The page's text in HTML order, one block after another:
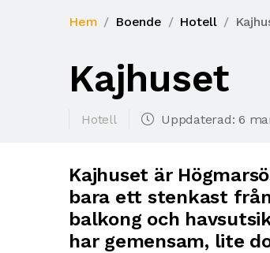
Hem Boende Hotell
Kajhuset
Hotell Uppdaterad: 6
Kajhuset är
bara ett stenkast
balkong och
har gemensam, lite